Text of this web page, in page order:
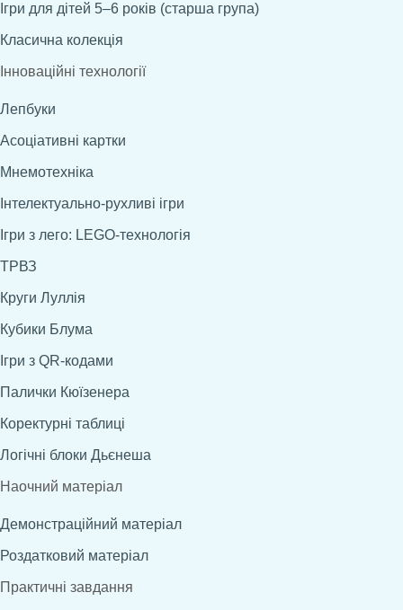
Ігри для дітей 5–6 років (старша група)
Класична колекція
Інноваційні технології
Лепбуки
Асоціативні картки
Мнемотехніка
Інтелектуально-рухливі ігри
Ігри з лего: LEGO-технологія
ТРВЗ
Круги Луллія
Кубики Блума
Ігри з QR-кодами
Палички Кюїзенера
Коректурні таблиці
Логічні блоки Дьєнеша
Наочний матеріал
Демонстраційний матеріал
Роздатковий матеріал
Практичні завдання